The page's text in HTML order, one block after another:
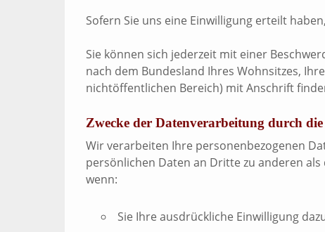
Sofern Sie uns eine Einwilligung erteilt
Sie können sich jederzeit mit einer
nach dem Bundesland Ihres Wohnsitzes,
nichtöffentlichen Bereich) mit Anschrift
Zwecke der Datenverarbeitung durch
Wir verarbeiten Ihre personenbezogenen
persönlichen Daten an Dritte zu anderen
wenn:
Sie Ihre ausdrückliche Einwilligung